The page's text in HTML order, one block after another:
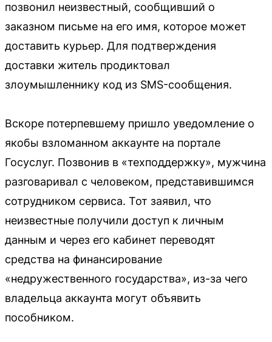
позвонил неизвестный, сообщивший о
заказном письме на его имя, которое может
доставить курьер. Для подтверждения
доставки житель продиктовал
злоумышленнику код из SMS-сообщения.
Вскоре потерпевшему пришло уведомление о
якобы взломанном аккаунте на портале
Госуслуг. Позвонив в «техподдержку», мужчина
разговаривал с человеком, представившимся
сотрудником сервиса. Тот заявил, что
неизвестные получили доступ к личным
данным и через его кабинет переводят
средства на финансирование
«недружественного государства», из-за чего
владельца аккаунта могут объявить
пособником.